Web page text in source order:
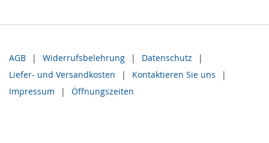
AGB Widerrufsbelehrung
Datenschutz
Liefer- und Versandkosten
Kontaktieren Sie uns
Impressum
Öffnungszeiten